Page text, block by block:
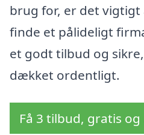
brug for, er det
finde et pålideligt
et godt tilbud og
dækket ordentligt.
Få 3 tilbud, gratis